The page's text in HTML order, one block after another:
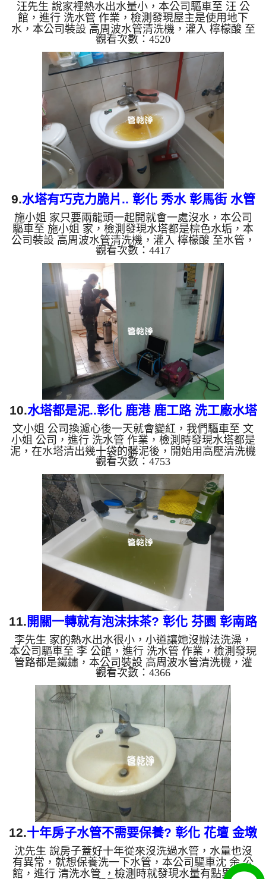
管清洗
汪先生 說家裡熱水出水量小，本公司驅車至 汪 公
館，進行 洗水管 作業，檢測發現屋主是使用地下
水，本公司裝設 高周波水管清洗機，灌入 檸檬酸 至
水管，等了約15分，開啟 水管清洗機 ，啟動 螺旋
波 模式，一洗就流出髒水，突然變成了醬油，四個
多小時後，出水量恢復了。 如是自來水，如水管老
化，會產生鐵鏽跟泥沙堆積，洗出來的水就會是咖啡
色，地下水含有氧化錳，管壁上會結成黑色管垢，洗
出來的水會跟石油一樣黑，有些洗出綠色的水，是因
為裡面有銅的物質，生鏽產生銅綠，如是藍色的水，
是因為水龍頭合金的養化造...
觀看次數：4520
9.水塔有巧克力脆片.. 彰化 秀水 彰馬街 水管
清洗
施小姐 家只要兩龍頭一起開就會一處沒水，本公司
驅車至 施小姐 家，檢測發現水塔都是棕色水垢，本
公司裝設 高周波水管清洗機，灌入 檸檬酸 至水管，
等了約15分，開啟 水管清洗機 ，啟動 螺旋波 模式，
一洗就出黃色髒水，一下變成了深綠色，水塔流出巧
克力脆片，四個多小時後，出水量恢復了。 如是自
來水，如水管老化，會產生鐵鏽跟泥沙堆積，洗出來
的水就會是咖啡色，地下水含有氧化錳，管壁上會結
成黑色管垢，洗出來的水會跟石油一樣黑，有些洗出
綠色的水，是因為裡面有銅的物質，生鏽產生銅綠，
如是藍色的水，是因為...
觀看次數：4417
10.水塔都是泥..彰化 鹿港 鹿工路 洗工廠水塔
水管
文小姐 公司換濾心後一天就會變紅，我們驅車至 文
小姐 公司，進行 洗水管 作業，檢測時發現水塔都是
泥，在水塔清出幾十袋的髒泥後，開始用高壓清洗機
洗水塔，在裝設 高周波水管清洗機，灌入 檸檬酸 至
水管，等了約10分，開啟 水管清洗機 ，啟動 螺旋
波 模式，洗水管流出黃色髒水，歷時八個小時，水
塔水管都洗乾淨了。 如是自來水，如水管老化，會
產生鐵鏽跟泥沙堆積，洗出來的水就會是咖啡色，地
下水含有氧化錳，管壁上會結成黑色管垢，洗出來的
水會跟石油一樣黑，有些洗出綠色的水，是因為裡面
有銅的物質，生鏽產生...
觀看次數：4753
11. 開關一轉就有泡沫抹茶? 彰化 芬園 彰南路
洗水管
李先生 家的熱水出水很小，小道讓她沒辦法洗澡，
本公司驅車至 李 公館，進行 洗水管 作業，檢測發現
管路都是鐵鏽，本公司裝設 高周波水管清洗機，灌
入 檸檬酸 至水管，等了約15分，開啟 水管清洗機 ，
啟動 螺旋波 模式，一開始就洗出多種顏色髒水，就
像是一杯杯的免費的泡沫抹茶，三個多小時後，熱水
出水量恢復了。 如是自來水，如水管老化，會產生
鐵鏽跟泥沙堆積，洗出來的水就會是咖啡色，地下水
含有氧化錳，管壁上會結成黑色管垢，洗出來的水會
跟石油一樣黑，有些洗出綠色的水，是因為裡面有銅
的物質，生鏽產生銅...
觀看次數：4366
12.十年房子水管不需要保養? 彰化 花壇 金墩
街 水管清洗
沈先生 說房子蓋好十年從來沒洗過水管，水量也沒
有異常，就想保養洗一下水管，本公司驅車沈 余 公
館，進行 清洗水管 ，檢測時就發現水量有點異常，